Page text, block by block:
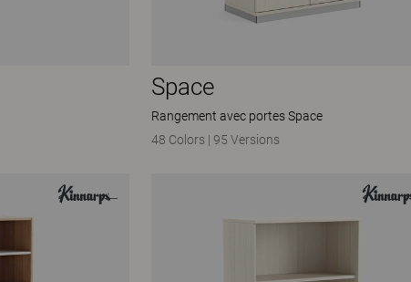
Space
Rangement avec portes Space
48 Colors | 95 Versions